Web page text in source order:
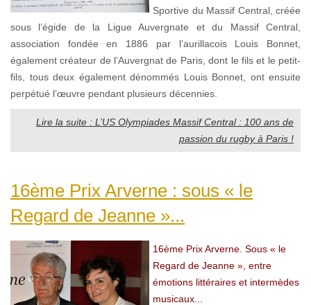
Sportive du Massif Central, créée
sous l’égide de la Ligue Auvergnate et du Massif Central,
association fondée en 1886 par l’aurillacois Louis Bonnet,
également créateur de l’Auvergnat de Paris, dont le fils et le petit-
fils, tous deux également dénommés Louis Bonnet, ont ensuite
perpétué l’œuvre pendant plusieurs décennies.
Lire la suite : L’US Olympiades Massif Central : 100 ans de
passion du rugby à Paris !
16ème Prix Arverne : sous « le
Regard de Jeanne »...
16ème Prix Arverne. Sous « le
Regard de Jeanne », entre
émotions littéraires et intermèdes
musicaux...